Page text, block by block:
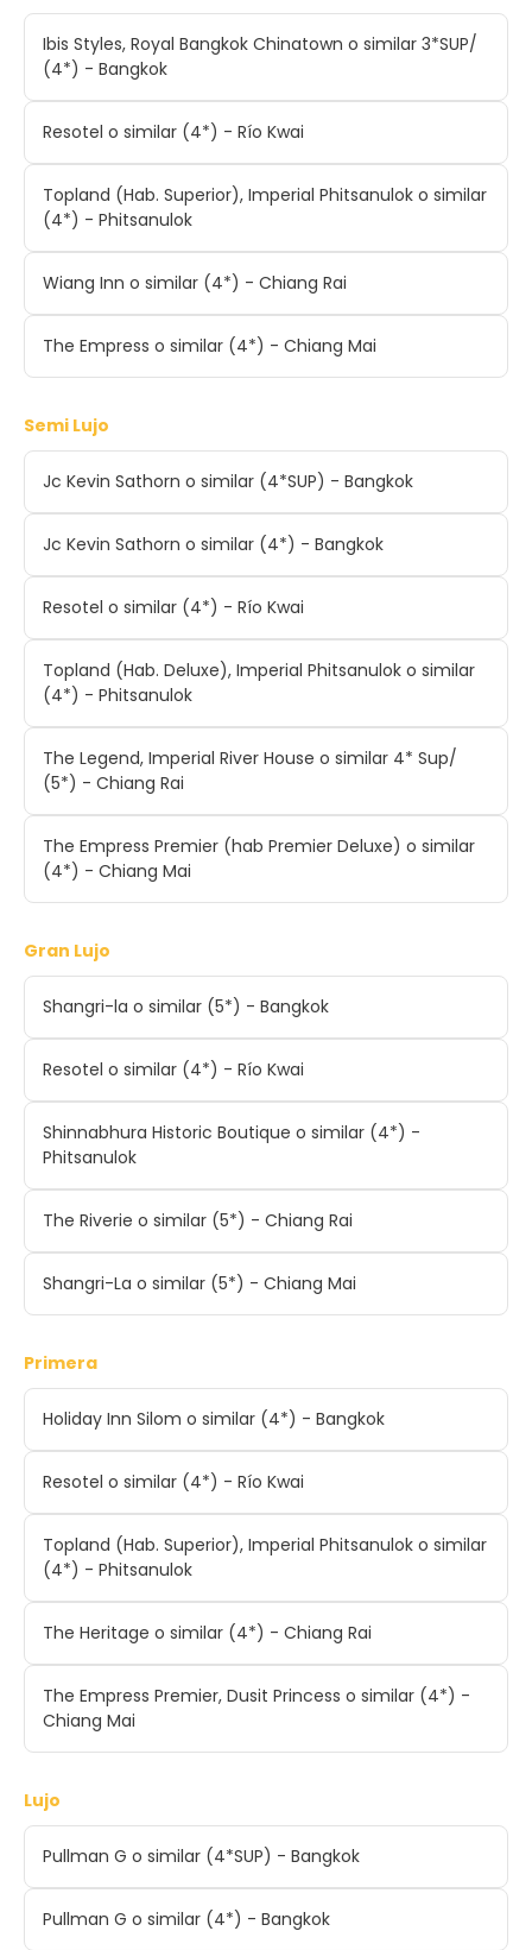
Ibis Styles, Royal Bangkok Chinatown o similar 3*SUP/
(4*) - Bangkok
Resotel o similar (4*) - Río Kwai
Topland (Hab. Superior), Imperial Phitsanulok o similar
(4*) - Phitsanulok
Wiang Inn o similar (4*) - Chiang Rai
The Empress o similar (4*) - Chiang Mai
Semi Lujo
Jc Kevin Sathorn o similar (4*SUP) - Bangkok
Jc Kevin Sathorn o similar (4*) - Bangkok
Resotel o similar (4*) - Río Kwai
Topland (Hab. Deluxe), Imperial Phitsanulok o similar
(4*) - Phitsanulok
The Legend, Imperial River House o similar 4* Sup/
(5*) - Chiang Rai
The Empress Premier (hab Premier Deluxe) o similar
(4*) - Chiang Mai
Gran Lujo
Shangri-la o similar (5*) - Bangkok
Resotel o similar (4*) - Río Kwai
Shinnabhura Historic Boutique o similar (4*) -
Phitsanulok
The Riverie o similar (5*) - Chiang Rai
Shangri-La o similar (5*) - Chiang Mai
Primera
Holiday Inn Silom o similar (4*) - Bangkok
Resotel o similar (4*) - Río Kwai
Topland (Hab. Superior), Imperial Phitsanulok o similar
(4*) - Phitsanulok
The Heritage o similar (4*) - Chiang Rai
The Empress Premier, Dusit Princess o similar (4*) -
Chiang Mai
Lujo
Pullman G o similar (4*SUP) - Bangkok
Pullman G o similar (4*) - Bangkok